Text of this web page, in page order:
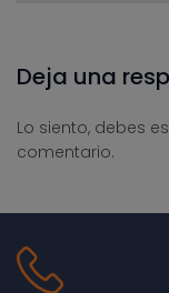
Deja una
Lo siento, debes
comentario.